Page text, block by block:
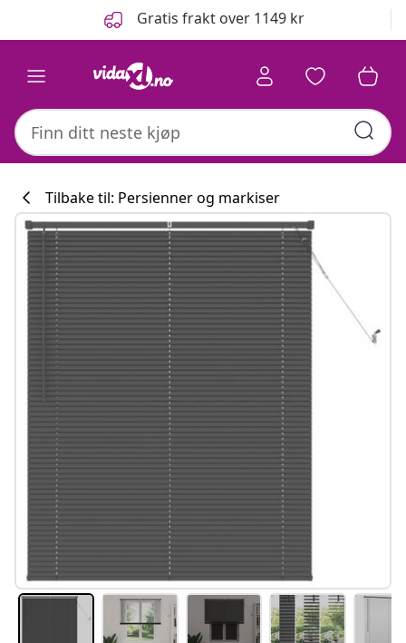
Gratis frakt over 1149 kr
Tilbake til: Persienner og markiser